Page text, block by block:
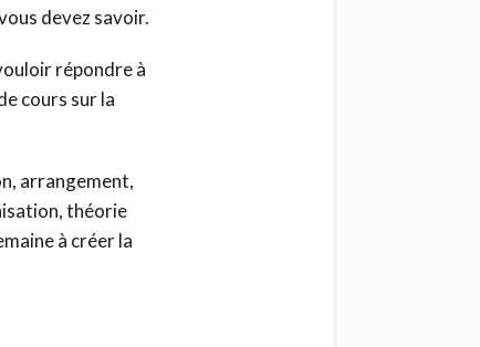
devez savoir.
répondre à
cours sur la
arrangement,
théorie
à créer la